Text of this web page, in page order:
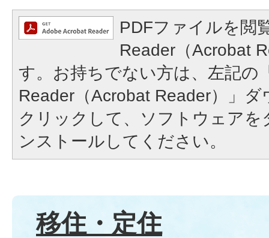
PDFファイルを閲
Reader（Acrobat
す。お持ちでない方は、左記の
Reader（Acrobat Reader）」
クリックして、ソフトウェア
ンストールしてください。
移住・定住